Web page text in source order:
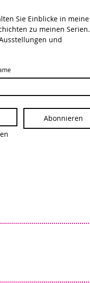
Sie Einblicke in meine
zu meinen Serien.
und
Abonnieren